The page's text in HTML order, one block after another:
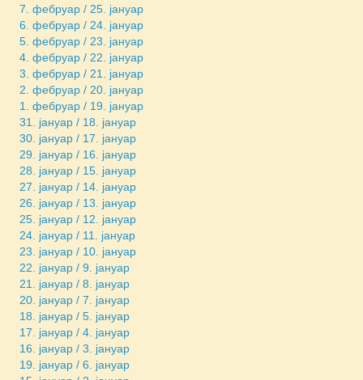
7. фебруар / 25. јануар
6. фебруар / 24. јануар
5. фебруар / 23. јануар
4. фебруар / 22. јануар
3. фебруар / 21. јануар
2. фебруар / 20. јануар
1. фебруар / 19. јануар
31. јануар / 18. јануар
30. јануар / 17. јануар
29. јануар / 16. јануар
28. јануар / 15. јануар
27. јануар / 14. јануар
26. јануар / 13. јануар
25. јануар / 12. јануар
24. јануар / 11. јануар
23. јануар / 10. јануар
22. јануар / 9. јануар
21. јануар / 8. јануар
20. јануар / 7. јануар
18. јануар / 5. јануар
17. јануар / 4. јануар
16. јануар / 3. јануар
19. јануар / 6. јануар